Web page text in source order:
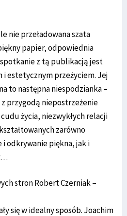
nie przeładowana szata
papier, odpowiednia
z tą publikacją jest
estetycznym przeżyciem. Jej
to następna niespodzianka –
przygodą niepostrzeżenie
życia, niezwykłych relacji
zarówno
odkrywanie piękna, jak i
stron Robert Czerniak –
się w idealny sposób. Joachim